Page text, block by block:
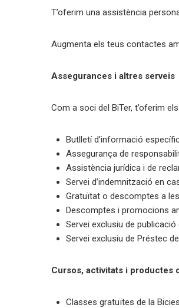
T’oferim una assistència
Augmenta els teus contactes
Assegurances i altres serveis
Com a soci del BiTer, t’oferim
Butlletí d’informació
Assegurança de
Assistència jurídica i de
Servei d’indemnització en
Gratuïtat o descomptes a
Descomptes i promocions
Servei exclusiu de
Servei exclusiu de Préstec
Cursos, activitats i productes
Classes gratuïtes de la